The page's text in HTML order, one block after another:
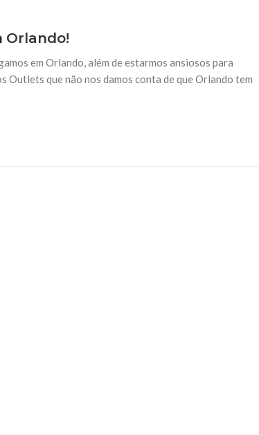
Orlando!
em Orlando, além de estarmos ansiosos para
que não nos damos conta de que Orlando tem